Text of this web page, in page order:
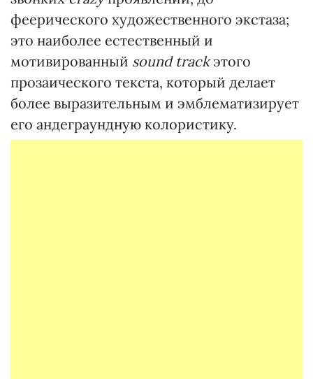
феерического художественного экстаза;
это наиболее естественный и
мотивированный sound trackэтого
прозаического текста, который делает
более выразительным и эмблематизирует
его андеграундную колористику.